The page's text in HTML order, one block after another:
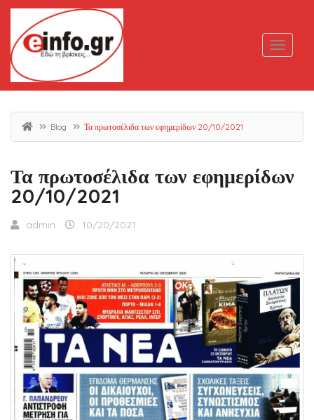
Blog Τα πρωτοσέλιδα των εφημερίδων 20/10/2021
Τα πρωτοσέλιδα των εφημερίδων
20/10/2021
admin 10/20/2021